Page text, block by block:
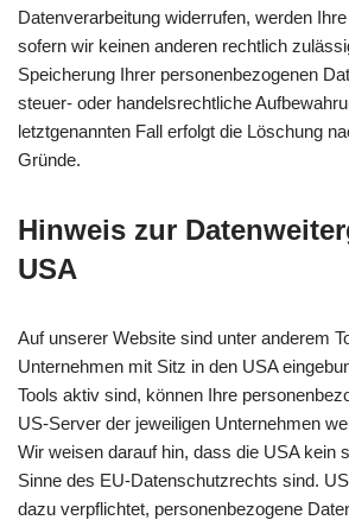
Datenverarbeitung widerrufen, werden
sofern wir keinen anderen rechtlich
Speicherung Ihrer personenbezogenen
steuer- oder handelsrechtliche
letztgenannten Fall erfolgt die Löschung
Gründe.
Hinweis zur
USA
Auf unserer Website sind unter anderem
Unternehmen mit Sitz in den USA
Tools aktiv sind, können Ihre
US-Server der jeweiligen Unternehmen
Wir weisen darauf hin, dass die USA kein
Sinne des EU-Datenschutzrechts sind.
dazu verpflichtet, personenbezogene